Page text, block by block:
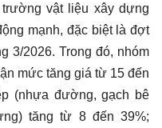
vật liệu xây dựng
mạnh, đặc biệt là đợt
3/2026. Trong đó, nhóm
mức tăng giá từ 15 đến
(nhựa đường, gạch bê
tăng từ 8 đến 39%;